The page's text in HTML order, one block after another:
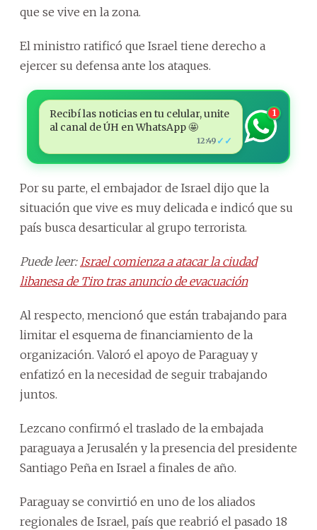
que se vive en la zona.
El ministro ratificó que Israel tiene derecho a
ejercer su defensa ante los ataques.
Recibí las noticias en tu celular, unite
al canal de ÚH en WhatsApp 🤩
12:49 ✓✓
1
Por su parte, el embajador de Israel dijo que la
situación que vive es muy delicada e indicó que su
país busca desarticular al grupo terrorista.
Puede leer: Israel comienza a atacar la ciudad
libanesa de Tiro tras anuncio de evacuación
Al respecto, mencionó que están trabajando para
limitar el esquema de financiamiento de la
organización. Valoró el apoyo de Paraguay y
enfatizó en la necesidad de seguir trabajando
juntos.
Lezcano confirmó el traslado de la embajada
paraguaya a Jerusalén y la presencia del presidente
Santiago Peña en Israel a finales de año.
Paraguay se convirtió en uno de los aliados
regionales de Israel, país que reabrió el pasado 18